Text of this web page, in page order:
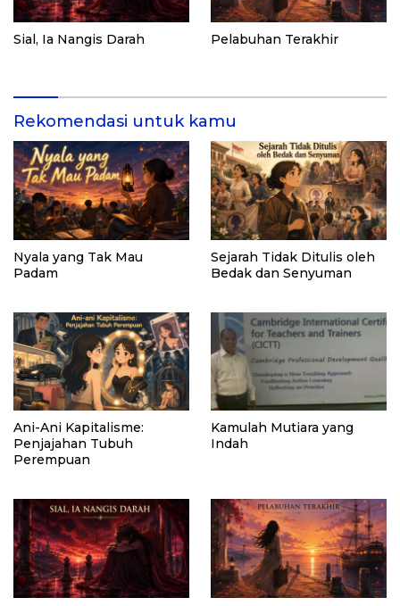
Sial, Ia Nangis Darah Pelabuhan Terakhir
Rekomendasi untuk kamu
Nyala yang Tak Mau
Padam
Sejarah Tidak Ditulis oleh
Bedak dan Senyuman
Ani-Ani Kapitalisme:
Penjajahan Tubuh
Perempuan
Kamulah Mutiara yang
Indah